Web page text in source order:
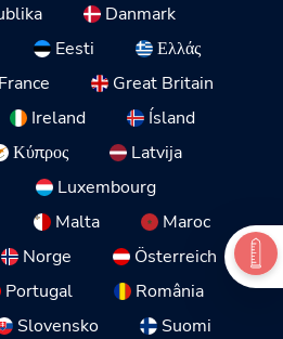
Danmark
Eesti
Ελλάς
France
Great Britain
Ireland
Ísland
Κύπρος
Latvija
Luxembourg
Malta
Maroc
Norge
Österreich
Portugal
România
Slovensko
Suomi